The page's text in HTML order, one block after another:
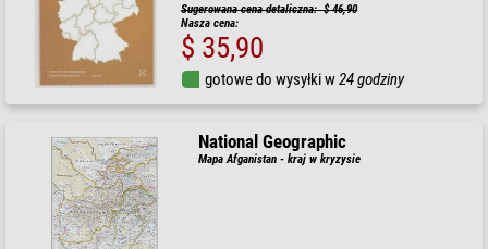
Sugerowana cena detaliczna: $ 46,90
Nasza cena:
$ 35,90
gotowe do wysyłki w24 godziny
National Geographic
Mapa Afganistan - kraj w kryzysie